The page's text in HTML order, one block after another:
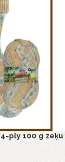
ply 100 g zeķu